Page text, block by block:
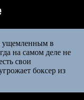
ущемленным в
на самом деле не
свои
боксер из